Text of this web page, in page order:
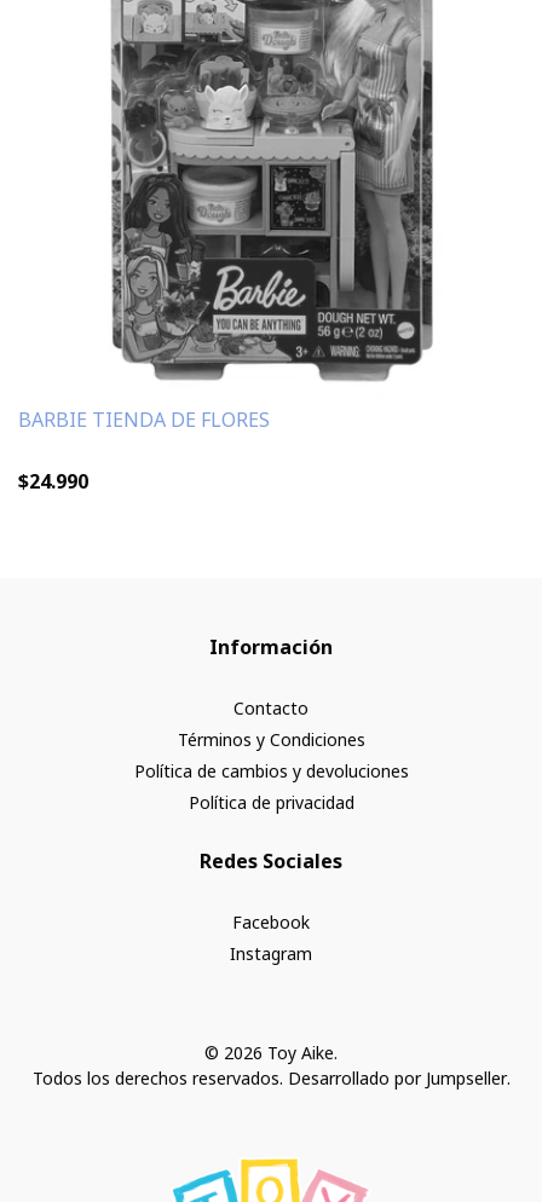
BARBIE TIENDA DE FLORES
$24.990
Información
Contacto
Términos y Condiciones
Política de cambios y devoluciones
Política de privacidad
Redes Sociales
Facebook
Instagram
© 2026 Toy Aike.
Todos los derechos reservados. Desarrollado por Jumpseller.